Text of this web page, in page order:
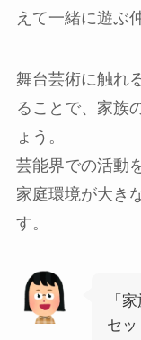
えて一緒に遊ぶ
舞台芸術に触れ
ることで、家族
ょう。
芸能界での活動
家庭環境が大き
す。
「
セ